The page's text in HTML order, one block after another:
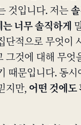
것입니다. 저는
너무 솔직하게
단적으로 무엇이
그것에 대해 무엇
때문입니다. 동시
지만, 어떤 것에도